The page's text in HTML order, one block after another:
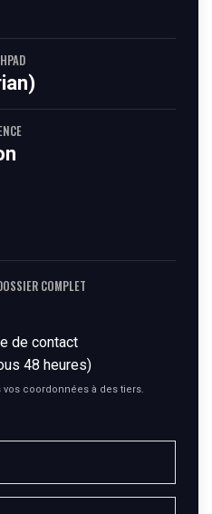
COMPLET
de contact
48 heures)
vos coordonnées à des tiers.